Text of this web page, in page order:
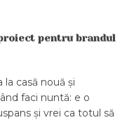
pentru brandul
casă nouă și
faci nuntă: e o
și vrei ca totul să